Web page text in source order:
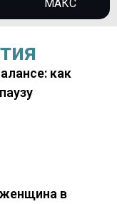
МАКС
как
в